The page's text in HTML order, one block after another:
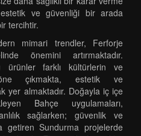
ve güvenliği bir arada
tercihtir.
mimari trendler, Ferforje
önemini artırmaktadır.
ürünler farklı kültürlerin ve
çıkmakta, estetik ve
yer almaktadır. Doğayla iç içe
Bahçe uygulamaları,
sağlarken; güvenlik ve
getiren Sundurma projelerde